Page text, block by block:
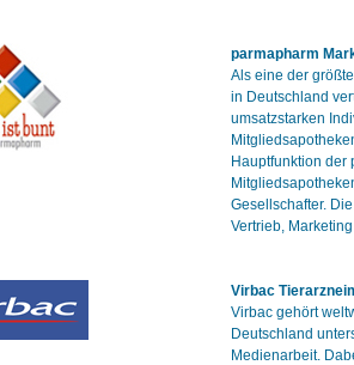
parmapharm
Als eine der
in Deutschland
umsatzstarken
Hauptfunktion der
Gesellschafter.
Vertrieb,
Virbac
Virbac gehört
Deutschland
Medienarbeit.